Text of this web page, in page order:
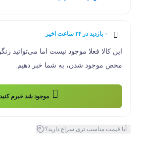
۰ بازدید در ۲۴ ساعت اخیر
این کالا فعلا موجود نیست اما می‌توانید
محض موجود شدن، به شما خبر دهیم.
موجود شد خبرم کنید
آیا قیمت مناسب تری سراغ دارید؟